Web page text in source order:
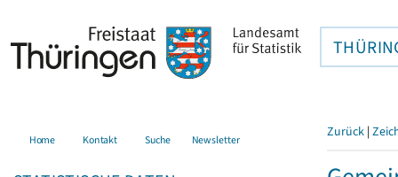
Home Kontakt Suche Newsletter Zurück |